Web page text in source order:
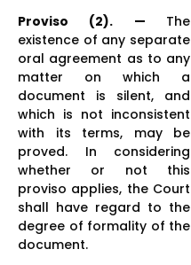
Proviso (2). — The
existence of any separate
oral agreement as to any
matter on which a
document is silent, and
which is not inconsistent
with its terms, may be
proved. In considering
whether or not this
proviso applies, the Court
shall have regard to the
degree of formality of the
document.